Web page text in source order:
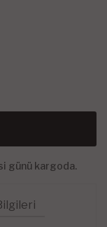
günü kargoda.